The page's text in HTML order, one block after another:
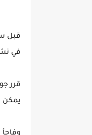
في
قرر
يمكن